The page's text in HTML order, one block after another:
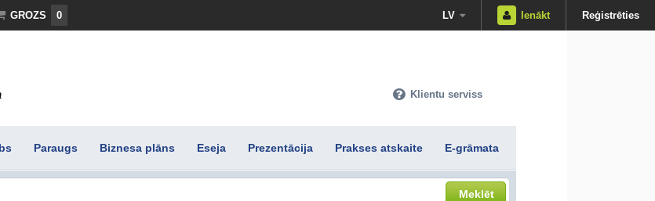
GROZS 0 LV Ienākt Reģistrēties
Klientu serviss
Paraugs Biznesa plāns Eseja Prezentācija Prakses atskaite E-grāmata
Meklēt